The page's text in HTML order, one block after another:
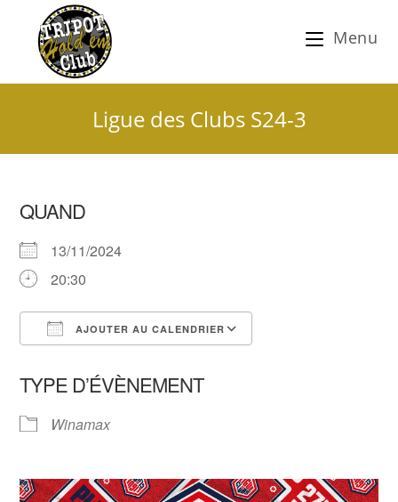
Menu
Ligue des Clubs S24-3
QUAND
13/11/2024
20:30
AJOUTER AU CALENDRIER
TYPE D’ÉVÈNEMENT
Winamax